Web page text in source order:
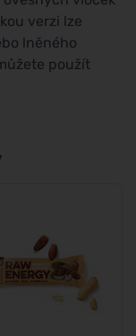
verzi lze
lněného
použít